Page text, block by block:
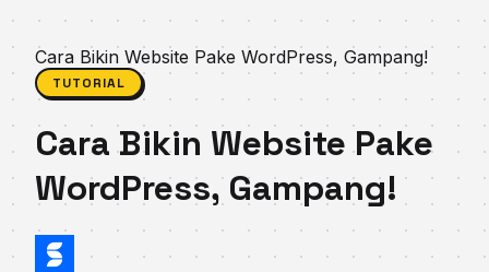
Cara Bikin Website Pake WordPress, Gampang!
TUTORIAL
Cara Bikin Website Pake
WordPress, Gampang!